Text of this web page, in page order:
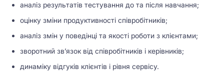
аналіз результатів тестування до та після навчання;
оцінку зміни продуктивності співробітників;
аналіз змін у поведінці та якості роботи з клієнтами;
зворотний зв’язок від співробітників і керівників;
динаміку відгуків клієнтів і рівня сервісу.